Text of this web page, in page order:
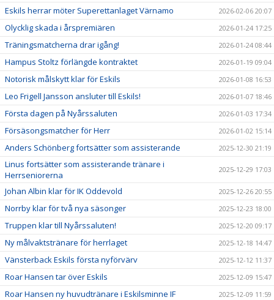
Eskils herrar möter Superettanlaget Värnamo 2026-02-06 20:07
Olycklig skada i årspremiären 2026-01-24 17:25
Träningsmatcherna drar igång! 2026-01-24 08:44
Hampus Stoltz förlängde kontraktet 2026-01-19 09:04
Notorisk målskytt klar för Eskils 2026-01-08 16:53
Leo Frigell Jansson ansluter till Eskils! 2026-01-07 18:46
Första dagen på Nyårssaluten 2026-01-03 17:34
Försäsongsmatcher för Herr 2026-01-02 15:14
Anders Schönberg fortsätter som assisterande 2025-12-30 21:19
Linus fortsätter som assisterande tränare i
Herrseniorerna
2025-12-29 17:03
Johan Albin klar för IK Oddevold 2025-12-26 20:55
Norrby klar för två nya säsonger 2025-12-23 18:00
Truppen klar till Nyårssaluten! 2025-12-20 09:17
Ny målvaktstränare för herrlaget 2025-12-18 14:47
Vänsterback Eskils första nyförvärv 2025-12-12 11:37
Roar Hansen tar över Eskils 2025-12-09 15:47
Roar Hansen ny huvudtränare i Eskilsminne IF 2025-12-09 11:59